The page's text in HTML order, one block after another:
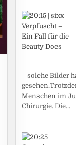
– solche Bilder
Menschen im
Chirurgie. Die...